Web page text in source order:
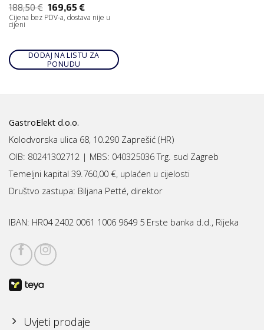
188,50€ 169,65€
Cijena bez PDV-a, dostava nije u
cijeni
DODAJ NA LISTU ZA
PONUDU
GastroElekt d.o.o.
Kolodvorska ulica 68, 10.290 Zaprešić (HR)
OIB: 80241302712 | MBS: 040325036 Trg. sud Zagreb
Temeljni kapital 39.760,00 €, uplaćen u cijelosti
Društvo zastupa: Biljana Petté, direktor
IBAN: HR04 2402 0061 1006 9649 5 Erste banka d.d., Rijeka
Uvjeti prodaje